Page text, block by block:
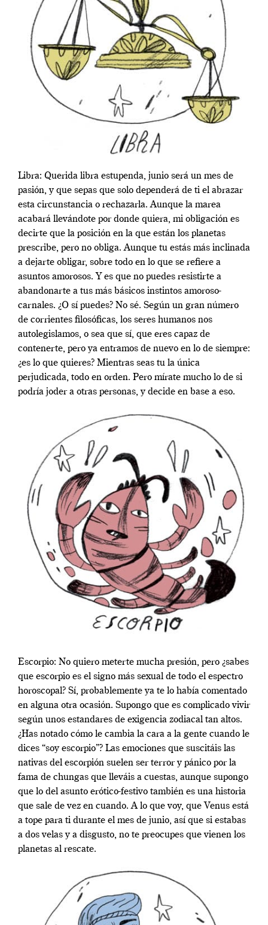
Libra: Querida libra estupenda, junio será un mes de
pasión, y que sepas que solo dependerá de ti el abrazar
esta circunstancia o rechazarla. Aunque la marea
acabará llevándote por donde quiera, mi obligación es
decirte que la posición en la que están los planetas
prescribe, pero no obliga. Aunque tu estás más inclinada
a dejarte obligar, sobre todo en lo que se refiere a
asuntos amorosos. Y es que no puedes resistirte a
abandonarte a tus más básicos instintos amoroso-
carnales. ¿O sí puedes? No sé. Según un gran número
de corrientes filosóficas, los seres humanos nos
autolegislamos, o sea que sí, que eres capaz de
contenerte, pero ya entramos de nuevo en lo de siempre:
¿es lo que quieres? Mientras seas tu la única
perjudicada, todo en orden. Pero mírate mucho lo de si
podría joder a otras personas, y decide en base a eso.
Escorpio: No quiero meterte mucha presión, pero ¿sabes
que escorpio es el signo más sexual de todo el espectro
horoscopal? Sí, probablemente ya te lo había comentado
en alguna otra ocasión. Supongo que es complicado vivir
según unos estandares de exigencia zodiacal tan altos.
¿Has notado cómo le cambia la cara a la gente cuando le
dices “soy escorpio”? Las emociones que suscitáis las
nativas del escorpión suelen ser terror y pánico por la
fama de chungas que lleváis a cuestas, aunque supongo
que lo del asunto erótico-festivo también es una historia
que sale de vez en cuando. A lo que voy, que Venus está
a tope para ti durante el mes de junio, así que si estabas
a dos velas y a disgusto, no te preocupes que vienen los
planetas al rescate.